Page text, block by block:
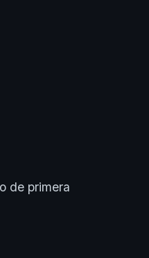
de primera